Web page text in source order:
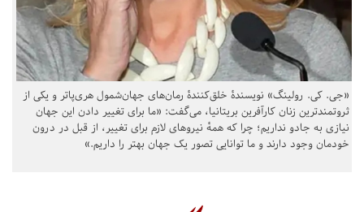
«جی. کی. رولینگ» نویسندهٔ خلق‌کنندهٔ رمان‌های جهان‌شمول هری‌پاتر و یکی از
ثروتمندترین زنان کارآفرین بریتانیا، می‌گفت: «ما برای تغییر دادن این جهان
نیازی به جادو نداریم؛ چرا که همهٔ نیروهای لازم برای تغییر، از قبل در درون
خودمان وجود دارند و ما توانایی تصور یک جهان بهتر را داریم.»